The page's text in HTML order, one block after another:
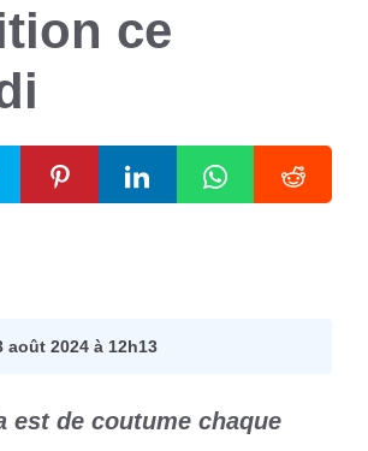
ce
août 2024 à 12h13
est de coutume chaque